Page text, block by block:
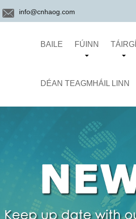
info@cnhaog.com
BAILE FÚINN TÁIRGÍ
DÉAN TEAGMHÁIL LINN